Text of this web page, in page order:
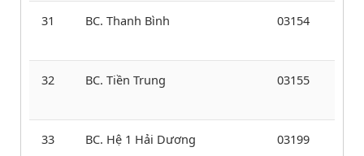
31 BC. Thanh Bình 03154
32 BC. Tiền Trung 03155
33 BC. Hệ 1 Hải Dương 03199